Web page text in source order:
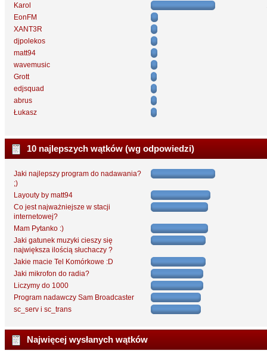
Karol
EonFM
XANT3R
djpolekos
matt94
wavemusic
Grott
edjsquad
abrus
Łukasz
10 najlepszych wątków (wg odpowiedzi)
Jaki najlepszy program do nadawania?
;)
Layouty by matt94
Co jest najważniejsze w stacji
internetowej?
Mam Pytanko :)
Jaki gatunek muzyki cieszy się
największa ilością słuchaczy ?
Jakie macie Tel Komórkowe :D
Jaki mikrofon do radia?
Liczymy do 1000
Program nadawczy Sam Broadcaster
sc_serv i sc_trans
Najwięcej wysłanych wątków